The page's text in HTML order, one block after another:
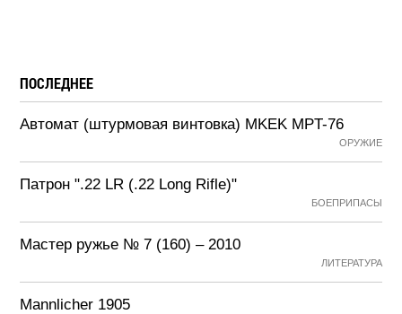
ПОСЛЕДНЕЕ
Автомат (штурмовая винтовка) MKEK MPT-76
ОРУЖИЕ
Патрон ".22 LR (.22 Long Rifle)"
БОЕПРИПАСЫ
Мастер ружье № 7 (160) – 2010
ЛИТЕРАТУРА
Mannlicher 1905